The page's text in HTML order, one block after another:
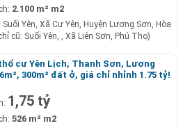
2.100 m² m2
Suối Yên, Xã Cư Yên, Huyện Lương Sơn, Hòa
cũ: Suối Yên, , Xã Liên Sơn, Phú Thọ)
cư Yên Lịch, Thanh Sơn, Lương
300m² đất ở, giá chỉ nhỉnh 1.75 tỷ!
1,75 tỷ
526 m² m2